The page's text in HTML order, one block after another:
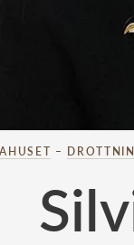
–